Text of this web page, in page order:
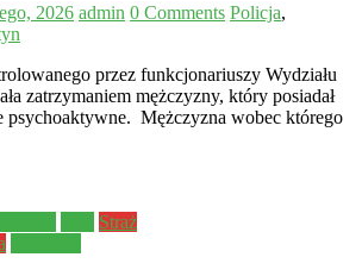
2026 admin 0 Comments Policja,
przez funkcjonariuszy Wydziału
zatrzymaniem mężczyzny, który posiadał
psychoaktywne. Mężczyzna wobec którego
Straż